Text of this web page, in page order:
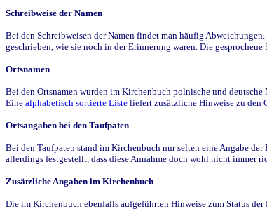
Schreibweise der Namen
Bei den Schreibweisen der Namen findet man häufig
geschrieben, wie sie noch in der Erinnerung waren. Die
Ortsnamen
Bei den Ortsnamen wurden im Kirchenbuch polnische und
Eine alphabetisch sortierte Liste liefert zusätzliche Hinweise zu den
Ortsangaben bei den Taufpaten
Bei den Taufpaten stand im Kirchenbuch nur selten eine Angabe
allerdings festgestellt, dass diese Annahme doch wohl nicht immer
Zusätzliche Angaben im Kirchenbuch
Die im Kirchenbuch ebenfalls aufgeführten Hinweise zum Status